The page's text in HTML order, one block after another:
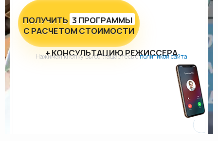
ПОЛУЧИТЬ 3 ПРОГРАММЫ
С РАСЧЕТОМ СТОИМОСТИ
+ КОНСУЛЬТАЦИЮ РЕЖИССЕРА
Нажимая кнопку вы соглашаетесь сполитикой сайта